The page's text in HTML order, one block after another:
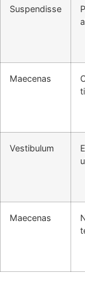
Suspendisse
Maecenas
Vestibulum
Maecenas